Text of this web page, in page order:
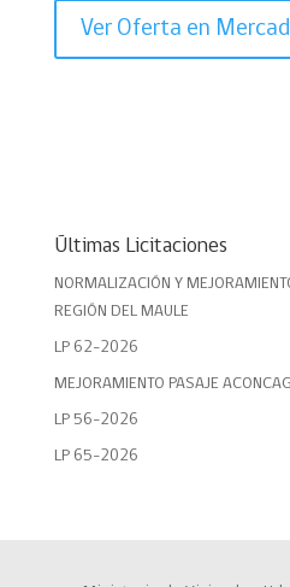
Ver Oferta en
Últimas Licitaciones
NORMALIZACIÓN Y
REGIÓN DEL MAULE
LP 62-2026
MEJORAMIENTO PASAJE
LP 56-2026
LP 65-2026